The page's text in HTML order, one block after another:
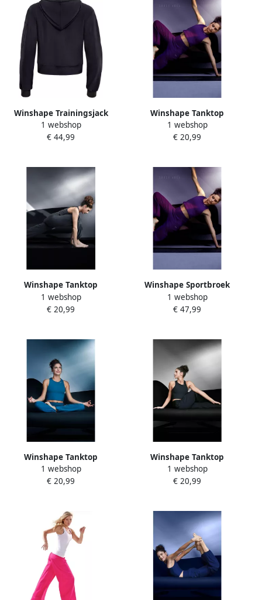
Winshape Trainingsjack
Functionele Comfort One
Pocket Jacket
1 webshop
€ 44,99
Winshape Tanktop
AET135LS Functioneel licht
en zacht
1 webshop
€ 20,99
Winshape Tanktop
AET135LS Functioneel licht
en zacht
1 webshop
€ 20,99
Winshape Sportbroek
Functional Light and
Comfort Wide Leg Pants
1 webshop
€ 47,99
Winshape Tanktop
AET135LS Functioneel licht
en zacht
1 webshop
€ 20,99
Winshape Tanktop
AET135LS Functioneel licht
en zacht
1 webshop
€ 20,99